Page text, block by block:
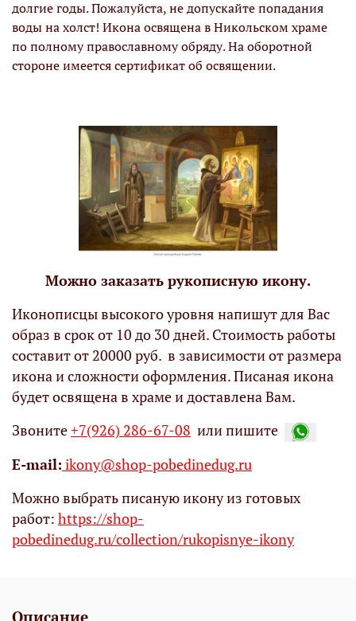
долгие годы. Пожалуйста, не допускайте попадания
воды на холст! Икона освящена в Никольском храме
по полному православному обряду. На оборотной
стороне имеется сертификат об освящении.
Можно заказать рукописную икону.
Иконописцы высокого уровня напишут для Вас
образ в срок от 10 до 30 дней. Стоимость работы
составит от 20000 руб. в зависимости от размера
икона и сложности оформления. Писаная икона
будет освящена в храме и доставлена Вам.
Звоните+7(926) 286-67-08 или пишите
Е-mail: ikony@shop-pobedinedug.ru
Можно выбрать писаную икону из готовых
работ: https://shop-
pobedinedug.ru/collection/rukopisnye-ikony
Описание